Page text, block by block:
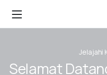
Jelajahi
Selamat